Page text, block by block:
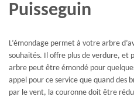
Puisseguin
L’émondage permet à votre arbre
souhaités. Il offre plus de verdure, et
arbre peut être émondé pour
appel pour ce service que quand des
par le vent, la couronne doit être